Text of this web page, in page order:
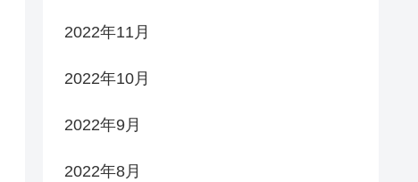
2022年11月
2022年10月
2022年9月
2022年8月